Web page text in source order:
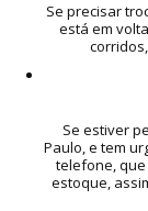
Se precisar
está em
Se estiver
Paulo, e tem
telefone,
estoque,